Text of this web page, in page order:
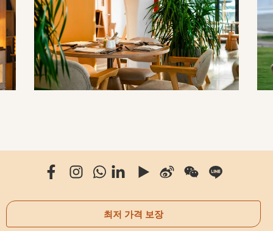
최저 가격 보장